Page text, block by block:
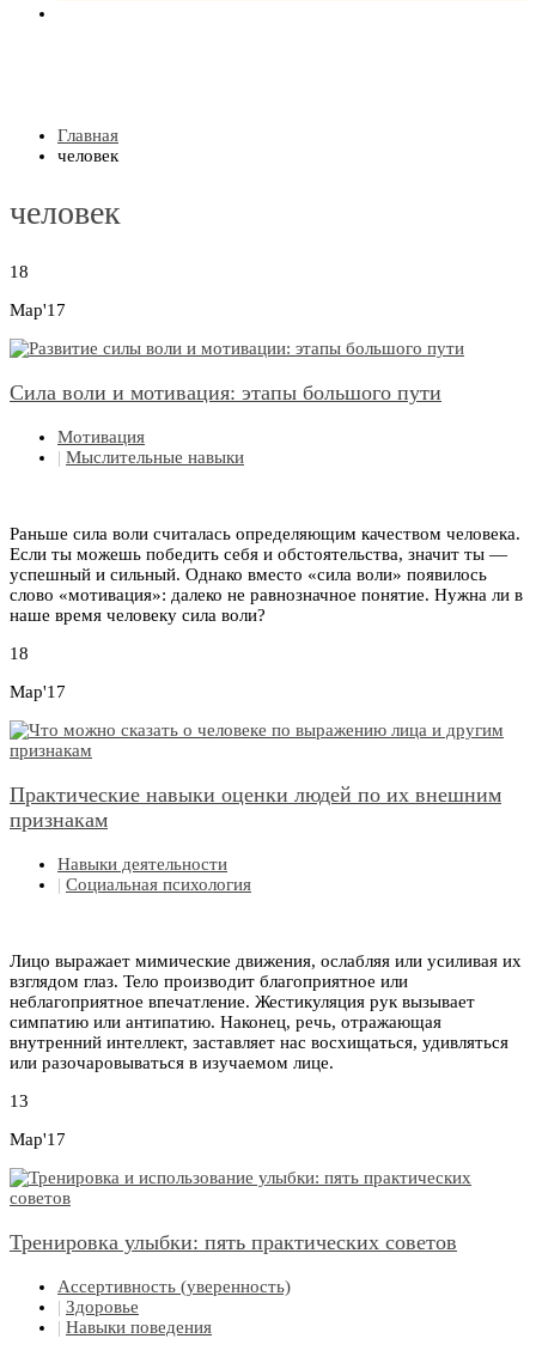
Главная
человек
человек
18
Мар'17
Сила воли и мотивация: этапы большого пути
Мотивация
| Мыслительные навыки
Раньше сила воли считалась определяющим качеством человека.
Если ты можешь победить себя и обстоятельства, значит ты —
успешный и сильный. Однако вместо «сила воли» появилось
слово «мотивация»: далеко не равнозначное понятие. Нужна ли в
наше время человеку сила воли?
18
Мар'17
Практические навыки оценки людей по их внешним
признакам
Навыки деятельности
| Социальная психология
Лицо выражает мимические движения, ослабляя или усиливая их
взглядом глаз. Тело производит благоприятное или
неблагоприятное впечатление. Жестикуляция рук вызывает
симпатию или антипатию. Наконец, речь, отражающая
внутренний интеллект, заставляет нас восхищаться, удивляться
или разочаровываться в изучаемом лице.
13
Мар'17
Тренировка улыбки: пять практических советов
Ассертивность (уверенность)
| Здоровье
| Навыки поведения